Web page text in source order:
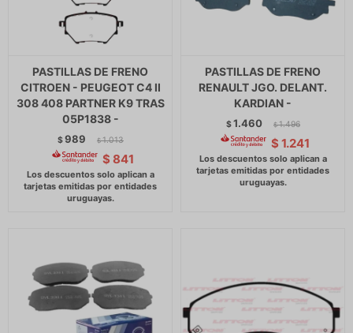
PASTILLAS DE FRENO
CITROEN - PEUGEOT C4 II
308 408 PARTNER K9 TRAS
05P1838 -
$989 $ 1.013
$ 841
PASTILLAS DE FRENO
RENAULT JGO. DELANT.
KARDIAN -
$1.460 $ 1.496
$ 1.241